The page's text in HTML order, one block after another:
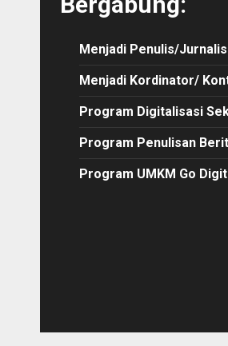
Menjadi Penulis/Jurnalis
Menjadi Kordinator/
Program Digitalisasi
Program Penulisan
Program UMKM Go